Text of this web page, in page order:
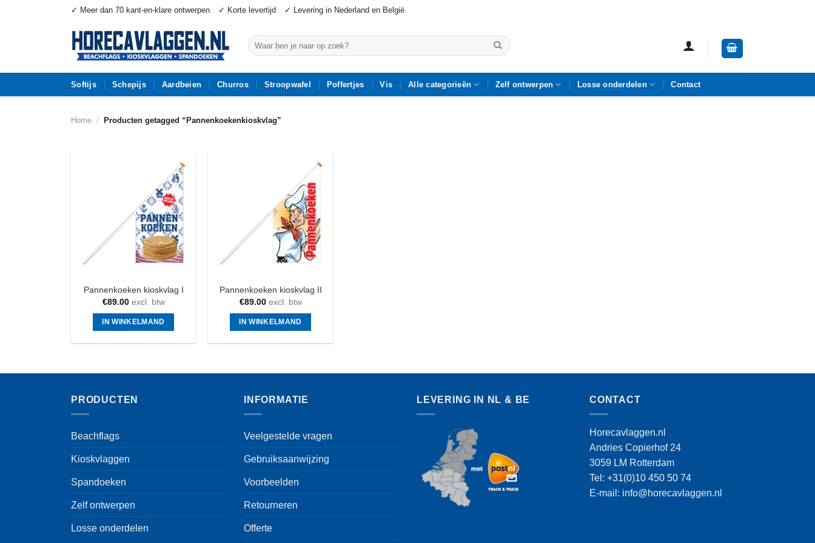
✓ Meer dan 70 kant-en-klare ontwerpen ✓ Korte levertijd ✓ Levering in Nederland en België
Zoeken
naar:
Softijs Schepijs Aardbeien Churros Stroopwafel Poffertjes Vis Alle categorieën Zelf ontwerpen Losse onderdelen Contact
Home / Producten getagged “Pannenkoekenkioskvlag”
Pannenkoeken kioskvlag I
€89.00excl. btw
IN WINKELMAND
Pannenkoeken kioskvlag II
€89.00excl. btw
IN WINKELMAND
PRODUCTEN
Beachflags
Kioskvlaggen
Spandoeken
Zelf ontwerpen
Losse onderdelen
INFORMATIE
Veelgestelde vragen
Gebruiksaanwijzing
Voorbeelden
Retourneren
Offerte
LEVERING IN NL & BE CONTACT
Horecavlaggen.nl
Andries Copierhof 24
3059 LM Rotterdam
Tel: +31(0)10 450 50 74
E-mail: info@horecavlaggen.nl